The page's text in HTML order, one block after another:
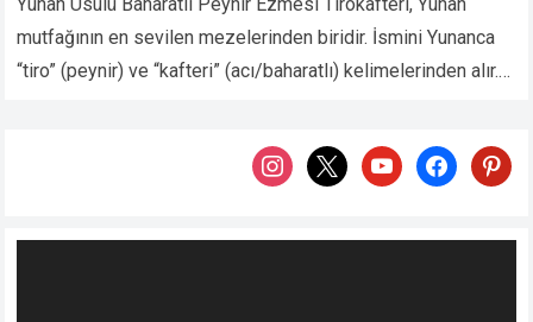
Yunan Usulü Baharatlı Peynir Ezmesi Tirokafteri, Yunan
mutfağının en sevilen mezelerinden biridir. İsmini Yunanca
“tiro” (peynir) ve “kafteri” (acı/baharatlı) kelimelerinden alır.
instagram
x youtubefacebook